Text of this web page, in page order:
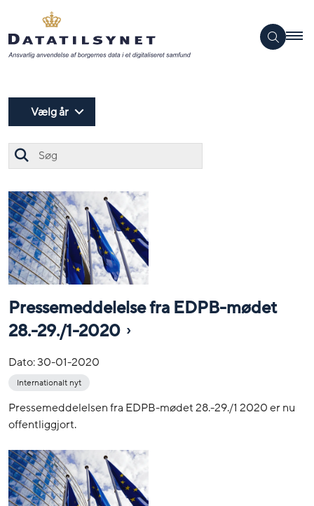
Vælg år
Pressemeddelelse fra EDPB-mødet
28.-29./1-2020
Dato:30-01-2020
Internationalt nyt
Pressemeddelelsen fra EDPB-mødet 28.-29./1 2020 er nu
offentliggjort.